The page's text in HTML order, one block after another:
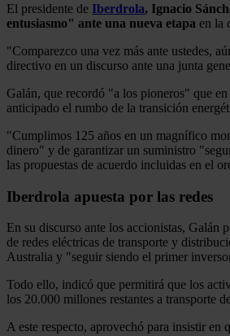
El presidente de Iberdrola, Ignacio
entusiasmo" ante una nueva etapa en la
"Comparezco una vez más ante ustedes,
directivo en un discurso ante una junta
Galán, que recordó "a los pioneros" que
anticipado el rumbo de la transición
"Cumplimos 125 años en un magnífico
dinero" y de garantizar un suministro
las propuestas de acuerdo incluidas en el
Iberdrola apuesta por las redes
En su discurso ante los accionistas, Galán
de redes eléctricas de transporte y
Australia y "seguir siendo el primer
Todo ello, indicó que permitirá que los
los 20.000 millones restantes a transporte
A este respecto, aprovechó para insistir